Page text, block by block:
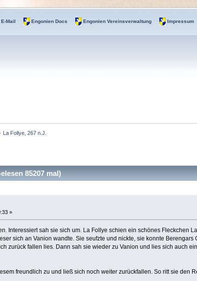
Mail Engonien Docs Engonien Vereinsverwaltung Impressum
La Follye, 267 n.J.
85207 mal)
»
Interessiert sah sie sich um. La Follye schien ein schönes Fleckchen
sich an Vanion wandte. Sie seufzte und nickte, sie konnte Berengars
zurück fallen lies. Dann sah sie wieder zu Vanion und lies sich auch
freundlich zu und ließ sich noch weiter zurückfallen. So ritt sie den